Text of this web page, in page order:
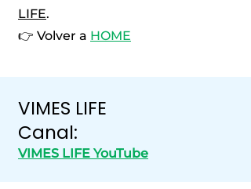
LIFE.
👉 Volver a HOME
VIMES LIFE
Canal:
VIMES LIFE YouTube